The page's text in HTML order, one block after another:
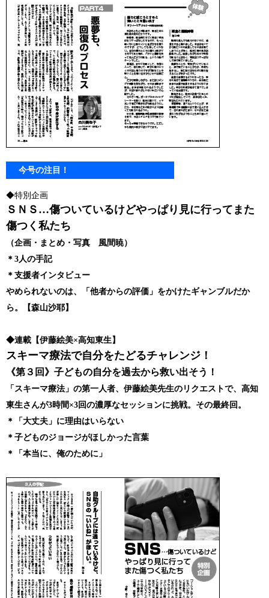
今号の注目！
◆特別企画
ＳＮＳ…傷ついているけどやっぱり見に行ってまた
傷つく私たち
（企画・まとめ・写真 風間暁）
＊3人の手記
＊支援者インタビュー
やめられないのは、「他者からの評価」をかけたギャンブルだか
ら。【森山沙耶】
◆連載【伊藤絵美×高知東生】
スキーマ療法で自分をたどるチャレンジ！
《第３回》子どもの自分を過去から救い出そう！
「スキーマ療法」の第一人者、伊藤絵美先生のリクエストで、高知
東生さんが3時間×3回の濃厚なセッションに挑戦。その最終回。
＊「大丈夫」に理由はいらない
＊子どものジョージがほしかった言葉
＊「本当に、俺のために」